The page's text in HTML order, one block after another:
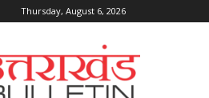
Thursday, August 6, 2026
Uttarakahnd
Bulletin